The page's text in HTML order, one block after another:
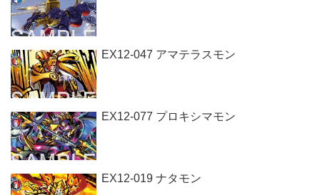
EX12-047 アマテラスモン
EX12-077 プロキシマモン
EX12-019 ナタモン